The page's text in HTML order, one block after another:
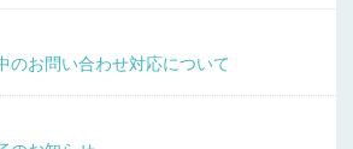
のお問い合わせ対応について